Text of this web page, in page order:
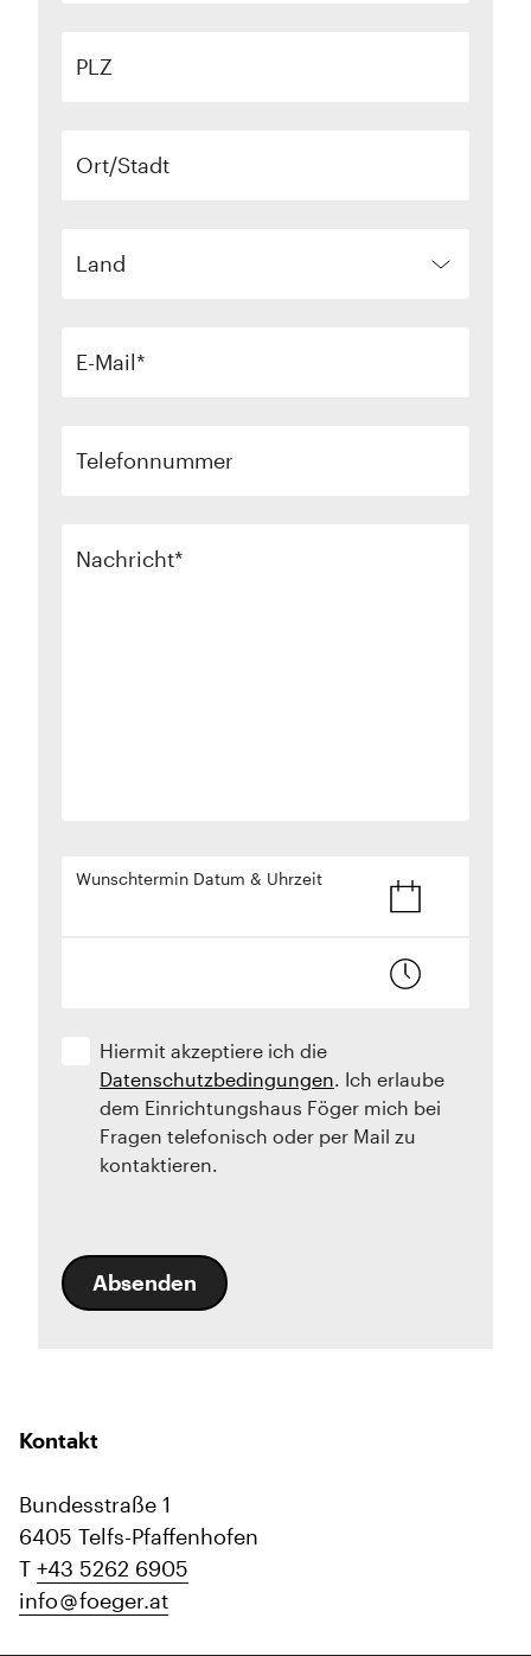
PLZ
Ort/Stadt
Land
E-Mail
Telefonnummer
Nachricht
Wunschtermin Datum & Uhrzeit
Hiermit akzeptiere ich die
Datenschutzbedingungen. Ich erlaube
dem Einrichtungshaus Föger mich bei
Fragen telefonisch oder per Mail zu
kontaktieren.
Absenden
Kontakt
Bundesstraße 1
6405 Telfs-Pfaffenhofen
T +43 5262 6905
info
foeger.at